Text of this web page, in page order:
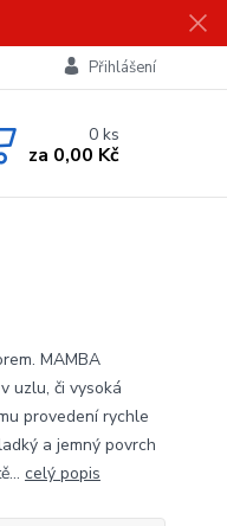
Přihlášení
0ks
za 0,00 Kč
MAMBA
uzlu, či vysoká
provedení rychle
a jemný povrch
celý popis